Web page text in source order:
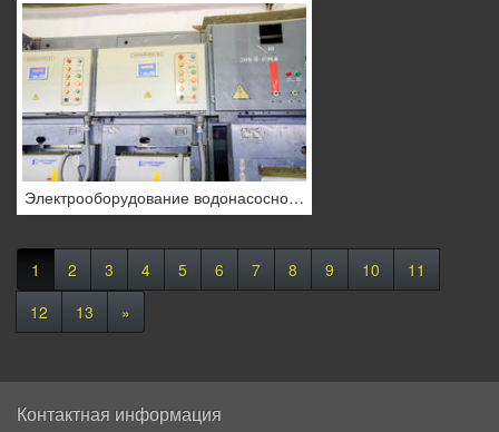
Электрооборудование водонасосной станции
1 2 3 4 5 6 7 8 9 10
11
12
13 »
Контактная информация